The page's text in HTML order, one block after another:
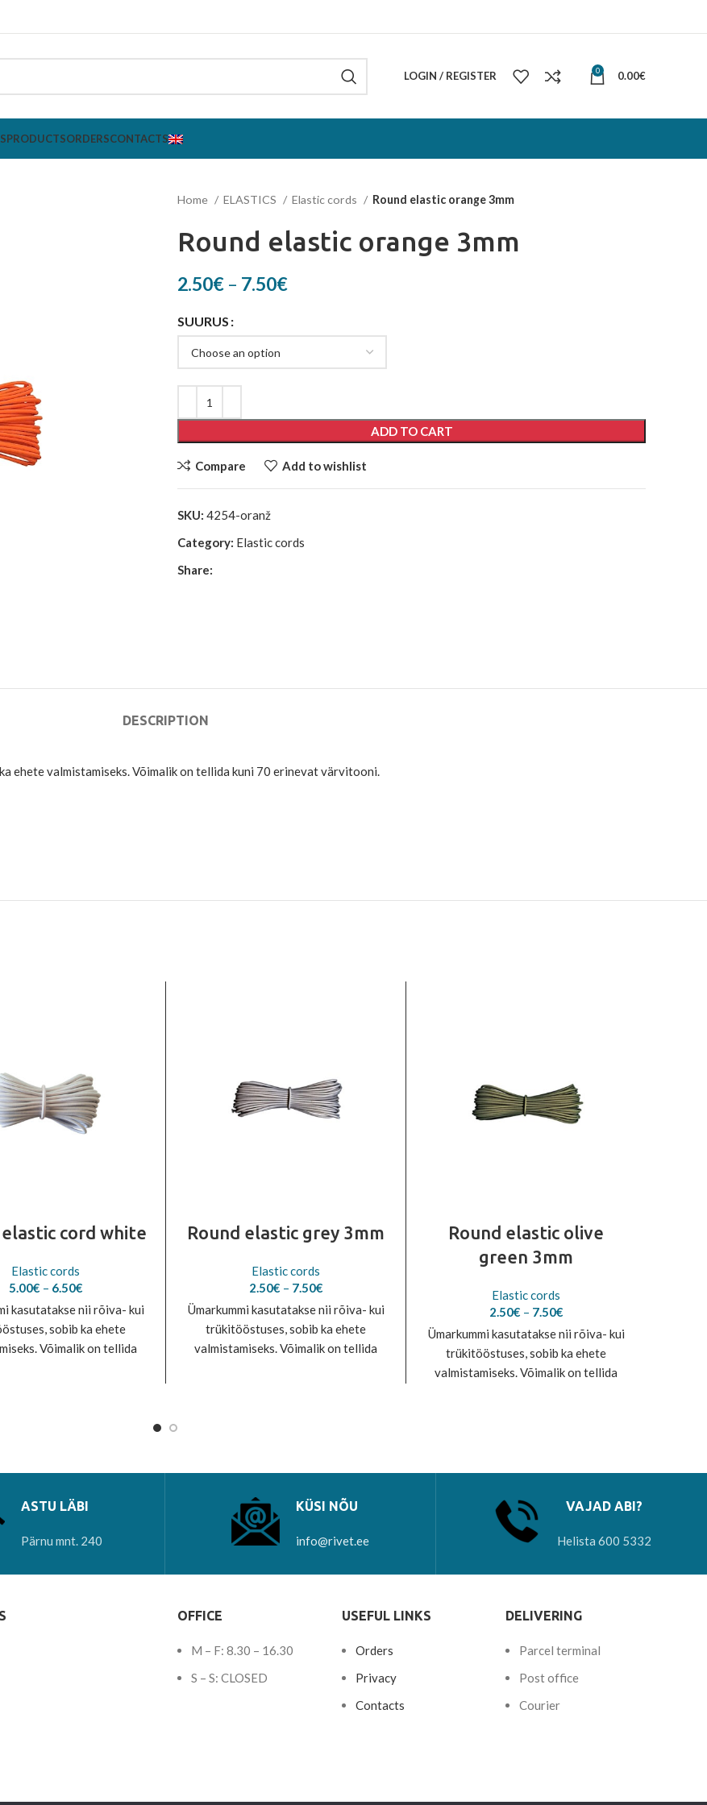
LOGIN / REGISTER 0 0.00€
PRODUCTSORDERSCONTACTS
Home ELASTICS Elastic cords Round elastic orange 3mm
Round elastic orange 3mm
2.50€ – 7.50€Price
7.50€
SUURUS
ADD TO CART
Compare Add to wishlist
SKU: 4254-oranž
Category: Elastic cords
Share:
DESCRIPTION
ehete valmistamiseks. Võimalik on tellida kuni 70 erinevat värvitooni.
elastic cord white
Elastic cords
5.00€ – 6.50€Price
range:
5.00€
through
6.50€
kasutatakse nii rõiva- kui
sobib ka ehete
Võimalik on tellida
Round elastic grey 3mm
Elastic cords
2.50€ – 7.50€Price
range:
2.50€
through
7.50€
Ümarkummi kasutatakse nii rõiva- kui
trükitööstuses, sobib ka ehete
valmistamiseks. Võimalik on tellida
Round elastic olive
green 3mm
Elastic cords
2.50€ – 7.50€Price
range:
2.50€
through
7.50€
Ümarkummi kasutatakse nii rõiva- kui
trükitööstuses, sobib ka ehete
valmistamiseks. Võimalik on tellida
ASTU LÄBI
Pärnu mnt. 240
KÜSI NÕU
info@rivet.ee
VAJAD ABI?
Helista 600 5332
OFFICE
M – F: 8.30 – 16.30
S – S: CLOSED
USEFUL LINKS
Orders
Privacy
Contacts
DELIVERING
Parcel terminal
Post office
Courier